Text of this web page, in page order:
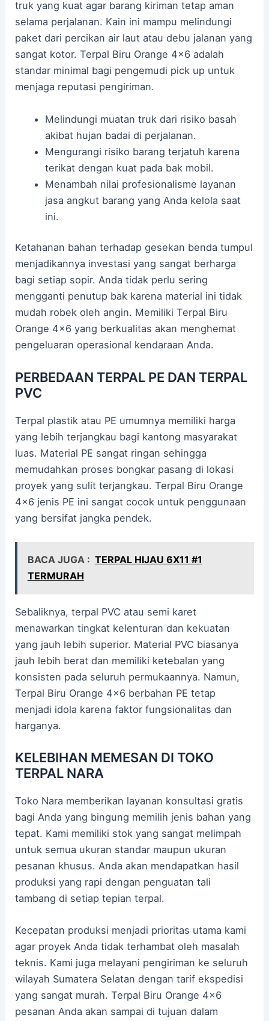
truk yang kuat agar barang kiriman tetap aman
selama perjalanan. Kain ini mampu melindungi
paket dari percikan air laut atau debu jalanan yang
sangat kotor. Terpal Biru Orange 4×6 adalah
standar minimal bagi pengemudi pick up untuk
menjaga reputasi pengiriman.
Melindungi muatan truk dari risiko basah
akibat hujan badai di perjalanan.
Mengurangi risiko barang terjatuh karena
terikat dengan kuat pada bak mobil.
Menambah nilai profesionalisme layanan
jasa angkut barang yang Anda kelola saat
ini.
Ketahanan bahan terhadap gesekan benda tumpul
menjadikannya investasi yang sangat berharga
bagi setiap sopir. Anda tidak perlu sering
mengganti penutup bak karena material ini tidak
mudah robek oleh angin. Memiliki Terpal Biru
Orange 4×6 yang berkualitas akan menghemat
pengeluaran operasional kendaraan Anda.
PERBEDAAN TERPAL PE DAN TERPAL
PVC
Terpal plastik atau PE umumnya memiliki harga
yang lebih terjangkau bagi kantong masyarakat
luas. Material PE sangat ringan sehingga
memudahkan proses bongkar pasang di lokasi
proyek yang sulit terjangkau. Terpal Biru Orange
4×6 jenis PE ini sangat cocok untuk penggunaan
yang bersifat jangka pendek.
BACA JUGA : TERPAL HIJAU 6X11 #1
TERMURAH
Sebaliknya, terpal PVC atau semi karet
menawarkan tingkat kelenturan dan kekuatan
yang jauh lebih superior. Material PVC biasanya
jauh lebih berat dan memiliki ketebalan yang
konsisten pada seluruh permukaannya. Namun,
Terpal Biru Orange 4×6 berbahan PE tetap
menjadi idola karena faktor fungsionalitas dan
harganya.
KELEBIHAN MEMESAN DI TOKO
TERPAL NARA
Toko Nara memberikan layanan konsultasi gratis
bagi Anda yang bingung memilih jenis bahan yang
tepat. Kami memiliki stok yang sangat melimpah
untuk semua ukuran standar maupun ukuran
pesanan khusus. Anda akan mendapatkan hasil
produksi yang rapi dengan penguatan tali
tambang di setiap tepian terpal.
Kecepatan produksi menjadi prioritas utama kami
agar proyek Anda tidak terhambat oleh masalah
teknis. Kami juga melayani pengiriman ke seluruh
wilayah Sumatera Selatan dengan tarif ekspedisi
yang sangat murah. Terpal Biru Orange 4×6
pesanan Anda akan sampai di tujuan dalam